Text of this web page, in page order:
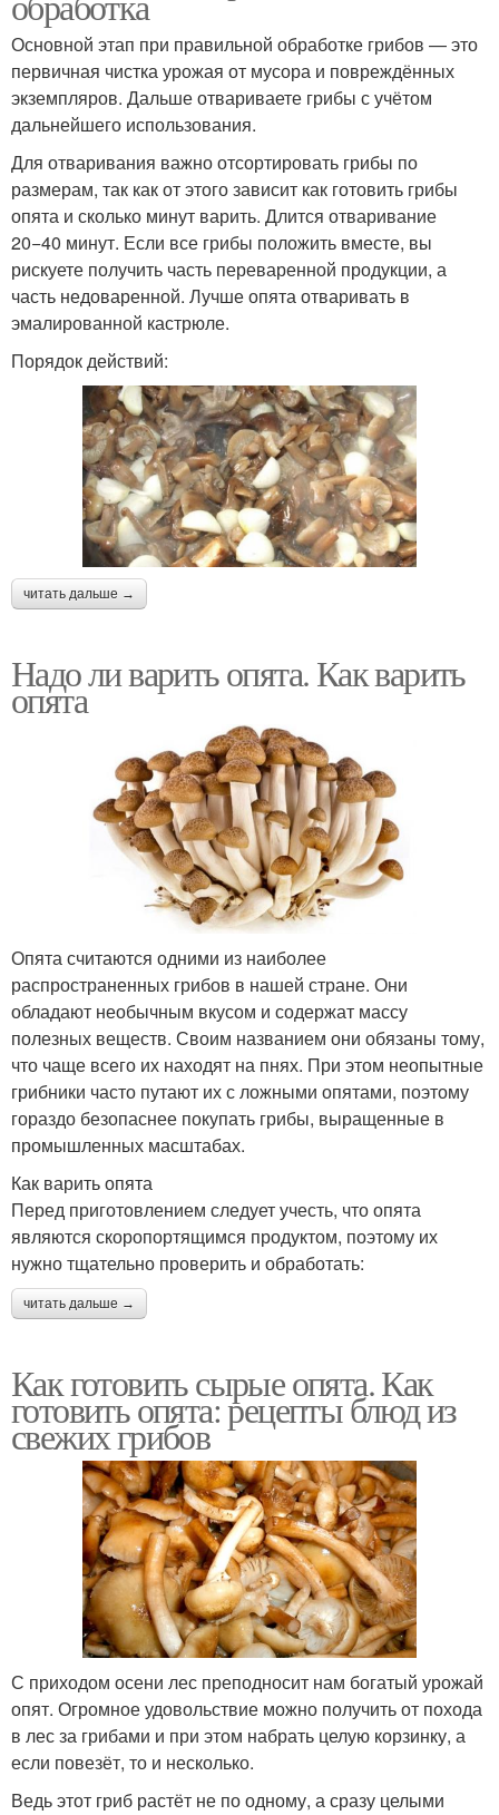
Основной этап при правильной обработке грибов — это
первичная чистка урожая от мусора и повреждённых
экземпляров. Дальше отвариваете грибы с учётом
дальнейшего использования.
Для отваривания важно отсортировать грибы по
размерам, так как от этого зависит как готовить грибы
опята и сколько минут варить. Длится отваривание
20−40 минут. Если все грибы положить вместе, вы
рискуете получить часть переваренной продукции, а
часть недоваренной. Лучше опята отваривать в
эмалированной кастрюле.
Порядок действий:
читать дальше →
Надо ли варить опята. Как варить
опята
Опята считаются одними из наиболее
распространенных грибов в нашей стране. Они
обладают необычным вкусом и содержат массу
полезных веществ. Своим названием они обязаны тому,
что чаще всего их находят на пнях. При этом неопытные
грибники часто путают их с ложными опятами, поэтому
гораздо безопаснее покупать грибы, выращенные в
промышленных масштабах.
Как варить опята
Перед приготовлением следует учесть, что опята
являются скоропортящимся продуктом, поэтому их
нужно тщательно проверить и обработать:
читать дальше →
Как готовить сырые опята. Как
готовить опята: рецепты блюд из
свежих грибов
С приходом осени лес преподносит нам богатый урожай
опят. Огромное удовольствие можно получить от похода
в лес за грибами и при этом набрать целую корзинку, а
если повезёт, то и несколько.
Ведь этот гриб растёт не по одному, а сразу целыми